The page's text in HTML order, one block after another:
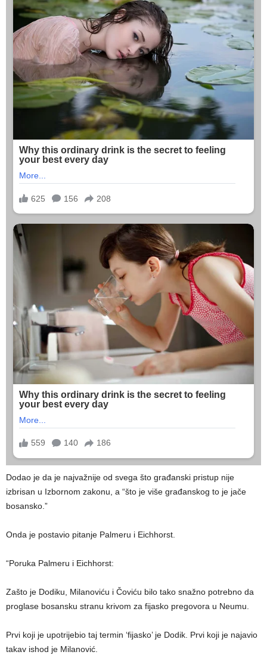
Dodao je da je najvažnije od svega što građanski pristup nije
izbrisan u Izbornom zakonu, a “što je više građanskog to je jače
bosansko.”
Onda je postavio pitanje Palmeru i Eichhorst.
“Poruka Palmeru i Eichhorst:
Zašto je Dodiku, Milanoviću i Čoviću bilo tako snažno potrebno da
proglase bosansku stranu krivom za fijasko pregovora u Neumu.
Prvi koji je upotrijebio taj termin ‘fijasko’ je Dodik. Prvi koji je najavio
takav ishod je Milanović.